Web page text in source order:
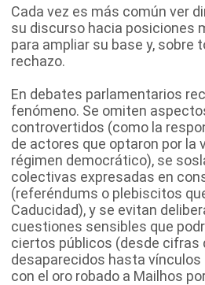
Cada vez es más común ver
su discurso hacia posiciones
para ampliar su base y, sobre
rechazo.
En debates parlamentarios
fenómeno. Se omiten
controvertidos (como la
de actores que optaron por la
régimen democrático), se
colectivas expresadas en
(referéndums o plebiscitos
Caducidad), y se evitan
cuestiones sensibles que
ciertos públicos (desde cifras
desaparecidos hasta
con el oro robado a Mailhos